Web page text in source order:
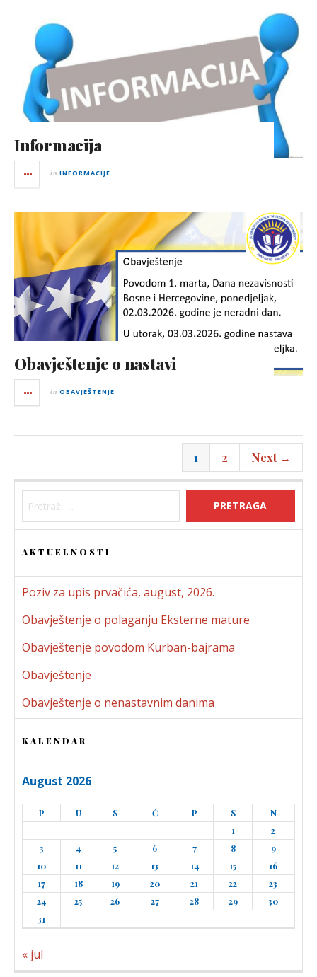
Informacija
in INFORMACIJE
Obavještenje o nastavi
in OBAVJEŠTENJE
1 2 Next →
AKTUELNOSTI
Poziv za upis prvačića, august, 2026.
Obavještenje o polaganju Eksterne mature
Obavještenje povodom Kurban-bajrama
Obavještenje
Obavještenje o nenastavnim danima
KALENDAR
August 2026
P U S Č P S
N
1
2
3
4 5 6 7 8
9
10
11 12 13 14 15
16
17
18 19 20 21 22
23
24
25 26 27 28 29
30
31
« jul